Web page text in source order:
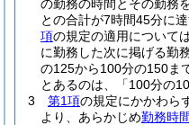
の勤務の時間とその勤務
との合計が7時間45分に
項の規定の適用については
に勤務した次に掲げる勤
の125から100分の150ま
とあるのは、「100分の
3
第1項の規定にかかわら
より、あらかじめ勤務時